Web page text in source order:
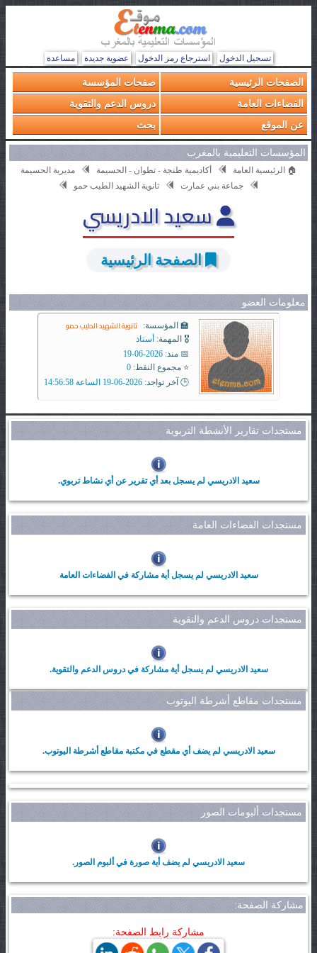
تسجيل الدخول استرجاع رمز الدخول عضوية جديدة مساعدة
الصفحات الرئيسية
صفحات المؤسسة
الفضاءات العامة
دروس الدعم والتقوية
عن الموقع
بحث
المؤسسات التعليمية بالمغرب
🏠 الرئيسية العامة أكاديمية طنجة - تطوان - الحسيمة
مديرية الحسيمة
جماعة بني عمارت
ثانوية الشهيد الطيب حمو
سعيد الادريسي
الصفحة الرئيسية
معلومات العضو
🏫 المؤسسة: ثانوية الشهيد الطيب حمو
🎖️ المهمة: أستاذ
📅 منذ: 2026-06-19
⭐ مجموع النقط: 0
🕒 آخر تواجد: 2026-06-19 الساعة 14:56:58
مستجدات تقارير الأنشطة التربوية
سعيد الادريسي لم يسجل بعد أي تقرير عن أي نشاط تربوي.
مستجدات الفضاءات العامة
سعيد الادريسي لم يسجل أية مشاركة في الفضاءات العامة
مستجدات دروس الدعم والتقوية
سعيد الادريسي لم يسجل أية مشاركة في دروس الدعم والتقوية.
مستجدات مقاطع أشرطة اليوتوب
سعيد الادريسي لم يضف أي مقطع في مكتبة مقاطع أشرطة اليوتوب.
مستجدات ألبومات الصور
سعيد الادريسي لم يضف أية صورة في ألبوم الصور.
مشاركة الصفحة:
مشاركة رابط الصفحة: